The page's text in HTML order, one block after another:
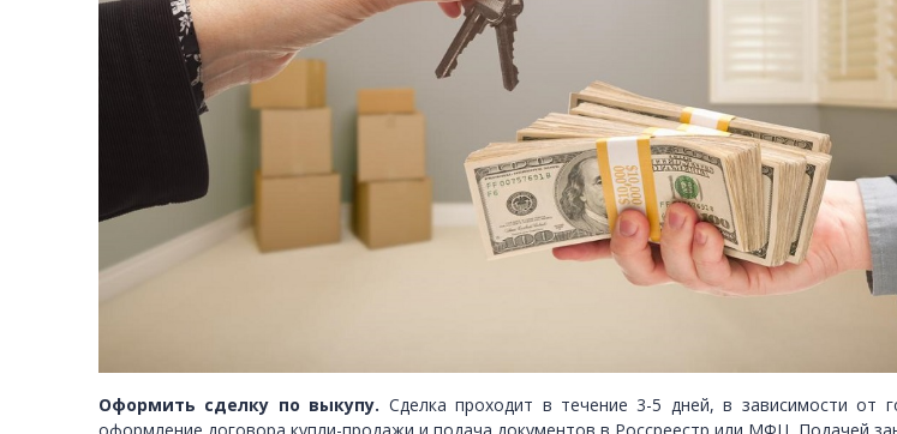
Оформить сделку по выкупу. Сделка проходит в течение 3-5 дней, в зависимости от